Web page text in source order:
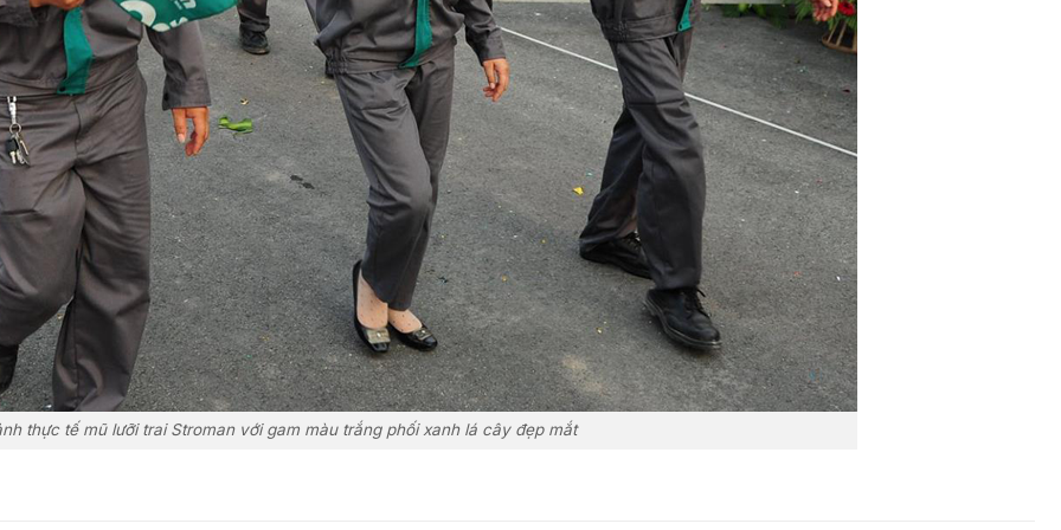
thực tế mũ lưỡi trai Stroman với gam màu trắng phối xanh lá cây đẹp mắt